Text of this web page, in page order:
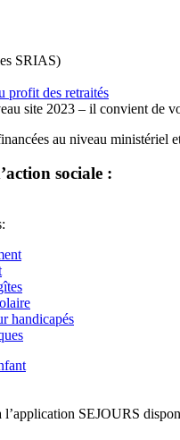
SRIAS)
profit des retraités
site 2023 – il convient de
au niveau ministériel
sociale :
handicapés
l’application SEJOURS